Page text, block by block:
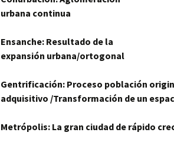
urbana continua
Ensanche: Resultado de la
expansión urbana/ortogonal
Gentrificación: Proceso población
adquisitivo /Transformación de un
Metrópolis: La gran ciudad de rápido